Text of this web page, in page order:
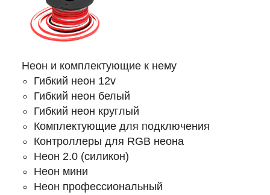
Неон и комплектующие к нему
Гибкий неон 12v
Гибкий неон белый
Гибкий неон круглый
Комплектующие для подключения
Контроллеры для RGB неона
Неон 2.0 (силикон)
Неон мини
Неон профессиональный